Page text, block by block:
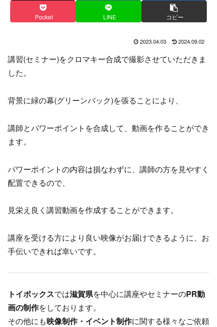
Pocket LINE コピー
2023.04.03 2024.09.02
講習(セミナー)をクロマキー合成で撮影させていただきま
した。
背景に緑の幕(グリーンバック)を張ることにより、
講師とパワーポイントを合成して、動画を作ることができ
ます。
パワーポイントの内容は損なわずに、講師の方を見やすく
配置できるので、
見栄え良く講習動画を作成することができます。
講座を受ける方により良い映像がお届けできるように、お
手伝いできれば幸いです。
トイボックスでは滋賀県を中心に講座やセミナーのPR動
画の制作をしております。
その他にも映像制作・イベント制作に関する様々なご依頼